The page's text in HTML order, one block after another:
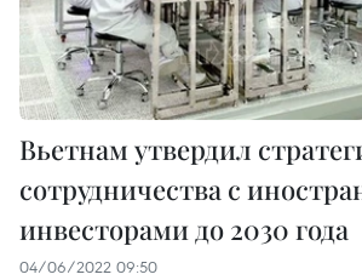
Вьетнам утвердил
сотрудничества с
инвесторами до 2030 года
04/06/2022 09:50